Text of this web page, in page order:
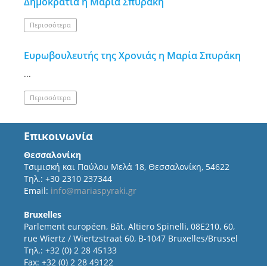
Περισσότερα
Ευρωβουλευτής της Χρονιάς η Μαρία Σπυράκη
...
Περισσότερα
Επικοινωνία
Θεσσαλονίκη
Τσιμισκή και Παύλου Μελά 18, Θεσσαλονίκη, 54622
Τηλ.: +30 2310 237344
Email: info@mariaspyraki.gr
Bruxelles
Parlement européen, Bât. Altiero Spinelli, 08E210, 60,
rue Wiertz / Wiertzstraat 60, B-1047 Bruxelles/Brussel
Τηλ.: +32 (0) 2 28 45133
Fax: +32 (0) 2 28 49122